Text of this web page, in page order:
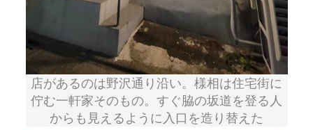
店があるのは野沢通り沿い。様相は住宅街に
佇む一軒家そのもの。すぐ脇の坂道を登る人
からも見えるように入口を造り替えた